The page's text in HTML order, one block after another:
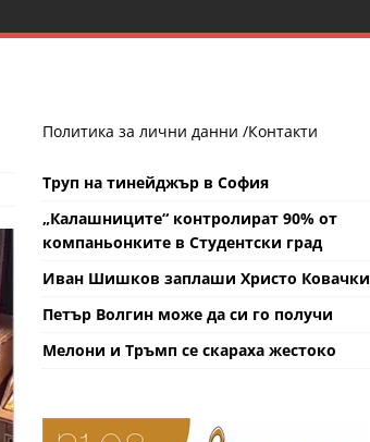
Политика за лични данни /Контакти
Труп на тинейджър в София
„Калашниците“ контролират 90% от
компаньонките в Студентски град
Иван Шишков заплаши Христо Ковачки
Петър Волгин може да си го получи
Мелони и Тръмп се скараха жестоко